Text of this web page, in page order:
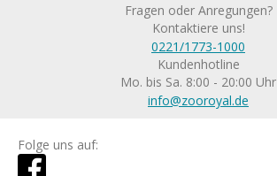
Fragen oder Anregungen?
Kontaktiere uns!
0221/1773-1000
Kundenhotline
Mo. bis Sa. 8:00 - 20:00 Uhr
info@zooroyal.de
Folge uns auf: